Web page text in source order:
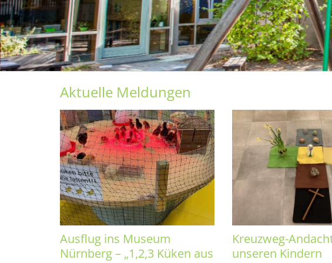
© St. Christophorus Fürth
dass du da bist!
Aktuelle Meldungen
Ausflug ins Museum
Nürnberg – „1,2,3 Küken aus
Kreuzweg-
unseren Kindern